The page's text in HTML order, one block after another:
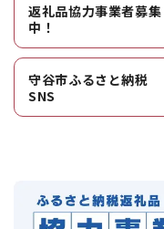
返礼品協力事業者募集
中！
守谷市ふるさと納税
SNS